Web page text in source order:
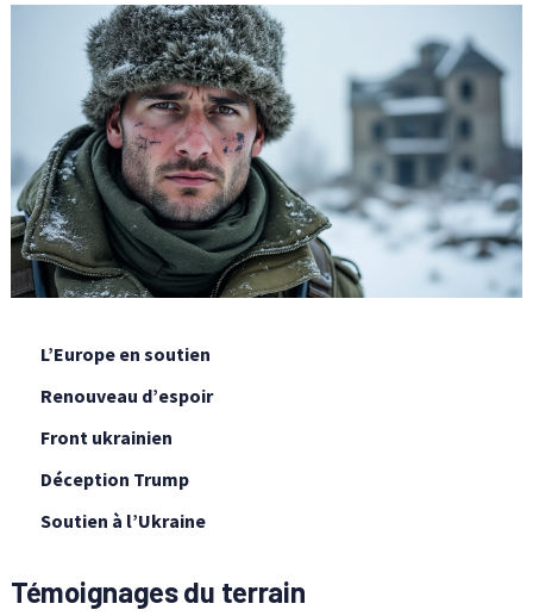
L’Europe en soutien
Renouveau d’espoir
Front ukrainien
Déception Trump
Soutien à l’Ukraine
Témoignages du terrain